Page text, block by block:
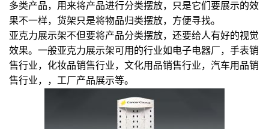
多类产品，用来将产品进行分类摆放，只是它们要展示的效
果不一样，货架只是将物品归类摆放，方便寻找。
亚克力展示架不但要将产品分类摆放，还要给人有好的视觉
效果。 一般亚克力展示架可用的行业如电子电器厂，手表销
售行业，化妆品销售行业，文化用品销售行业，汽车用品销
售行业，，工厂产品展示等。